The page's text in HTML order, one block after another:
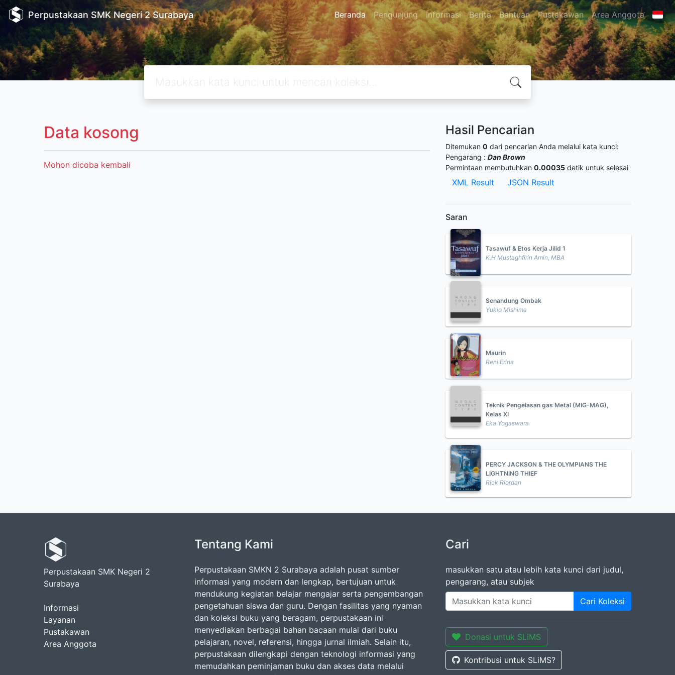
Perpustakaan SMK Negeri 2 Surabaya Beranda Pengunjung Informasi Berita Bantuan Pustakawan Area Anggota
Data kosong
Mohon dicoba kembali
Hasil Pencarian
Ditemukan 0 dari pencarian Anda melalui kata kunci:
Pengarang : Dan Brown
Permintaan membutuhkan 0.00035 detik untuk selesai
XML Result JSON Result
Saran
Tasawuf & Etos Kerja Jilid 1
K.H Mustaghfirin Amin, MBA
Senandung Ombak
Yukio Mishima
Maurin
Reni Erina
Teknik Pengelasan gas Metal (MIG-MAG),
Kelas XI
Eka Yogaswara
PERCY JACKSON & THE OLYMPIANS THE
LIGHTNING THIEF
Rick Riordan
Perpustakaan SMK Negeri 2
Surabaya
Informasi
Layanan
Pustakawan
Area Anggota
Tentang Kami
Perpustakaan SMKN 2 Surabaya adalah pusat sumber
informasi yang modern dan lengkap, bertujuan untuk
mendukung kegiatan belajar mengajar serta pengembangan
pengetahuan siswa dan guru. Dengan fasilitas yang nyaman
dan koleksi buku yang beragam, perpustakaan ini
menyediakan berbagai bahan bacaan mulai dari buku
pelajaran, novel, referensi, hingga jurnal ilmiah. Selain itu,
perpustakaan dilengkapi dengan teknologi informasi yang
memudahkan peminjaman buku dan akses data melalui
Cari
masukkan satu atau lebih kata kunci dari judul,
pengarang, atau subjek
Cari Koleksi
Donasi untuk SLiMS
Kontribusi untuk SLiMS?